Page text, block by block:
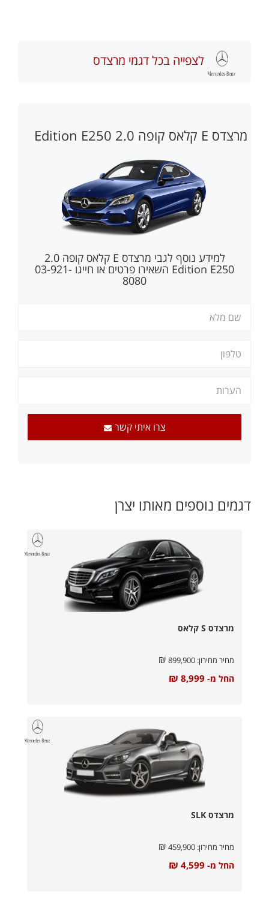
לצפייה בכל דגמי מרצדס
מרצדס E קלאס קופה 2.0 Edition E250
למידע נוסף לגבי מרצדס E קלאס קופה 2.0
Edition E250 השאירו פרטים או חייגו 03-921-
8080
צרו איתי קשר
דגמים נוספים מאותו יצרן
מרצדס S קלאס
מחיר מחירון: ₪
החל מ- ₪
מרצדס SLK
מחיר מחירון: ₪
החל מ- ₪